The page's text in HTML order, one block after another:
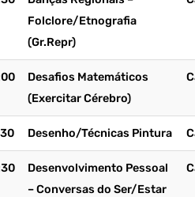
Folclore/Etnografia
(Gr.Repr)
Desafios Matemáticos
(Exercitar Cérebro)
Desenho/Técnicas Pintura
Desenvolvimento Pessoal
– Conversas do Ser/Estar